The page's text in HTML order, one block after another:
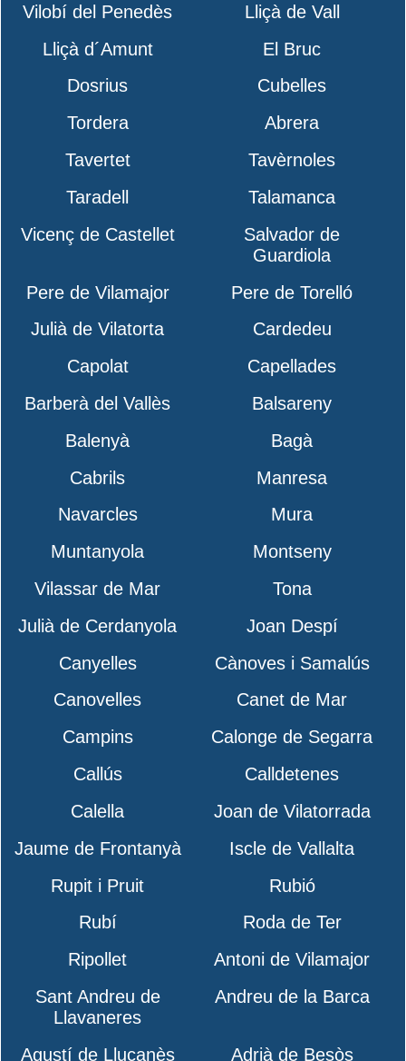
Vilobí del Penedès
Lliçà de Vall
Lliçà d´Amunt
El Bruc
Dosrius
Cubelles
Tordera
Abrera
Tavertet
Tavèrnoles
Taradell
Talamanca
Vicenç de Castellet
Salvador de
Guardiola
Pere de Vilamajor
Pere de Torelló
Julià de Vilatorta
Cardedeu
Capolat
Capellades
Barberà del Vallès
Balsareny
Balenyà
Bagà
Cabrils
Manresa
Navarcles
Mura
Muntanyola
Montseny
Vilassar de Mar
Tona
Julià de Cerdanyola
Joan Despí
Canyelles
Cànoves i Samalús
Canovelles
Canet de Mar
Campins
Calonge de Segarra
Callús
Calldetenes
Calella
Joan de Vilatorrada
Jaume de Frontanyà
Iscle de Vallalta
Rupit i Pruit
Rubió
Rubí
Roda de Ter
Ripollet
Antoni de Vilamajor
Sant Andreu de
Llavaneres
Andreu de la Barca
Agustí de Lluçanès
Adrià de Besòs